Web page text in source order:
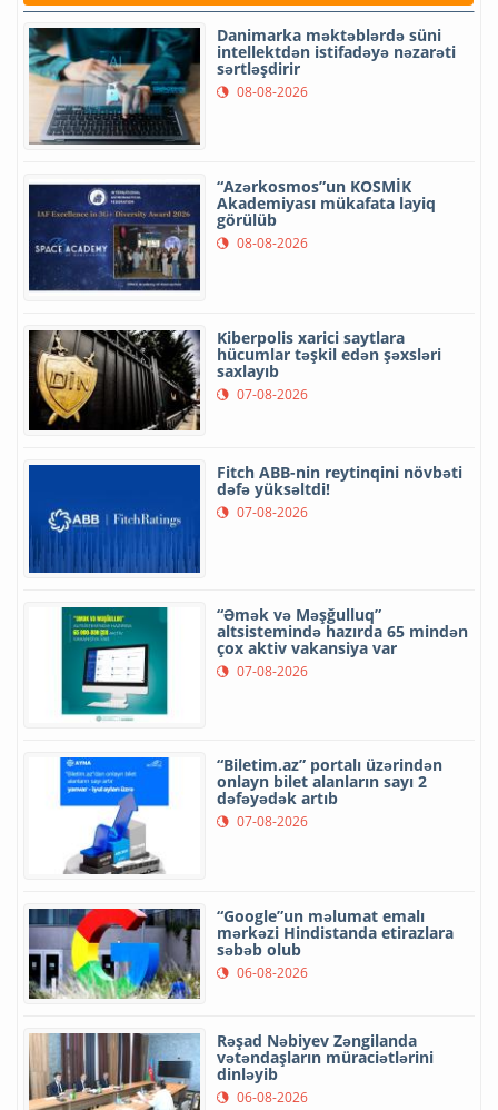
Danimarka məktəblərdə süni
intellektdən istifadəyə nəzarəti
sərtləşdirir
08-08-2026
“Azərkosmos”un KOSMİK
Akademiyası mükafata layiq
görülüb
08-08-2026
Kiberpolis xarici saytlara
hücumlar təşkil edən şəxsləri
saxlayıb
07-08-2026
Fitch ABB-nin reytinqini növbəti
dəfə yüksəltdi!
07-08-2026
“Əmək və Məşğulluq”
altsistemində hazırda 65 mindən
çox aktiv vakansiya var
07-08-2026
“Biletim.az” portalı üzərindən
onlayn bilet alanların sayı 2
dəfəyədək artıb
07-08-2026
“Google”un məlumat emalı
mərkəzi Hindistanda etirazlara
səbəb olub
06-08-2026
Rəşad Nəbiyev Zəngilanda
vətəndaşların müraciətlərini
dinləyib
06-08-2026